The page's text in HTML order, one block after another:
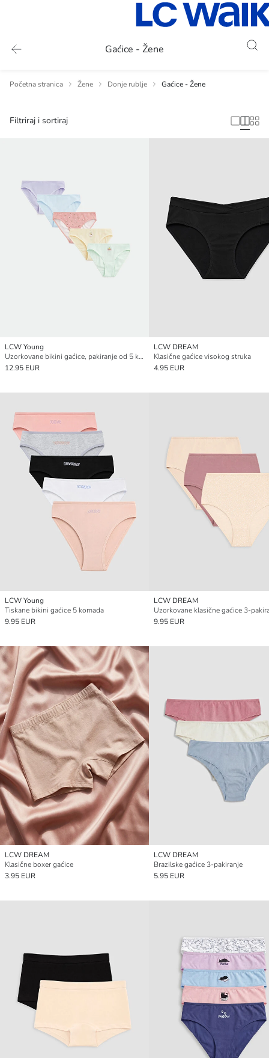
Gaćice - Žene
Početna stranica Žene Donje rublje Gaćice - Žene
Filtriraj i sortiraj
LCW Young
Uzorkovane bikini gaćice, pakiranje od 5 komada
12.95 EUR
LCW DREAM
Klasične gaćice visokog struka
4.95 EUR
LCW Young
Tiskane bikini gaćice 5 komada
9.95 EUR
LCW DREAM
Uzorkovane klasične gaćice 3-
9.95 EUR
LCW DREAM
Klasične boxer gaćice
3.95 EUR
LCW DREAM
Brazilske gaćice 3-pakiranje
5.95 EUR